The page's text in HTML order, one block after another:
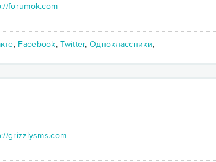
forumok.com
, Facebook,Twitter,Одноклассники,
grizzlysms.com